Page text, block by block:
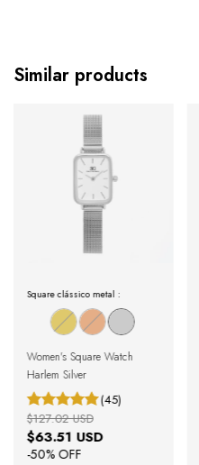
Similar products
Square clássico metal :
Women's Square Watch
Harlem Silver
(45)
$63.51 USD
-50% OFF
$127.02 USD